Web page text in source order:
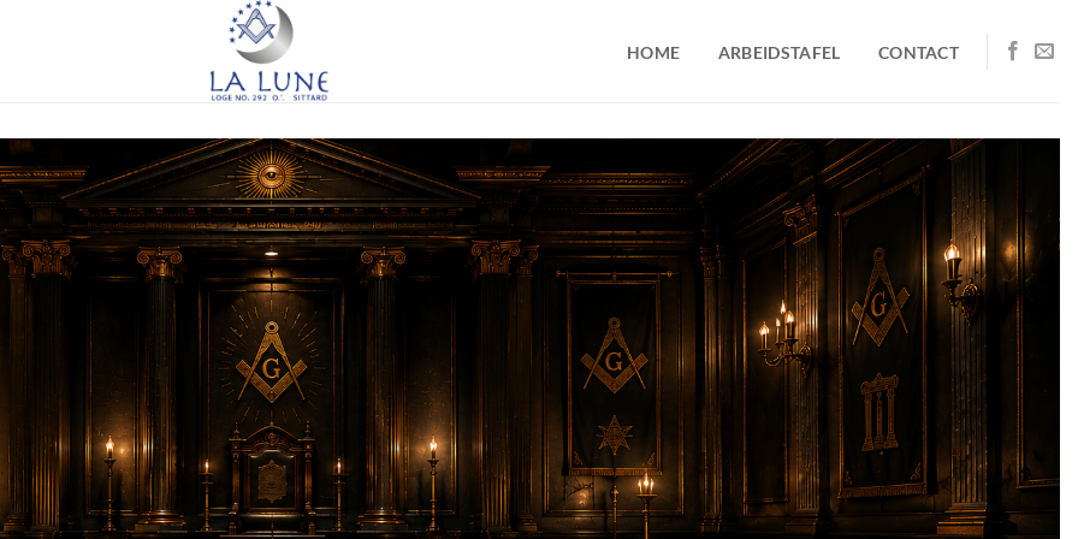
HOME ARBEIDSTAFEL CONTACT